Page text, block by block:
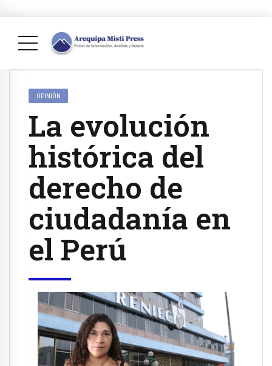
OPINIÓN
La evolución
histórica del
derecho de
ciudadanía en
el Perú